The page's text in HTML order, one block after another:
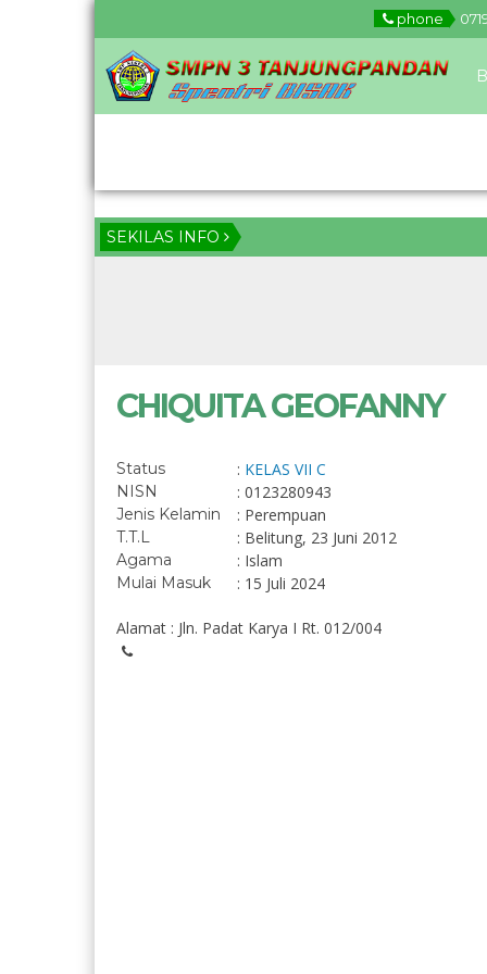
phone
SEKILAS INFO
CHIQUITA GEOFANNY
Status : KELAS VII C
NISN : 0123280943
Jenis Kelamin : Perempuan
T.T.L : Belitung, 23 Juni 2012
Agama : Islam
Mulai Masuk : 15 Juli 2024
Alamat : Jln. Padat Karya I Rt. 012/004